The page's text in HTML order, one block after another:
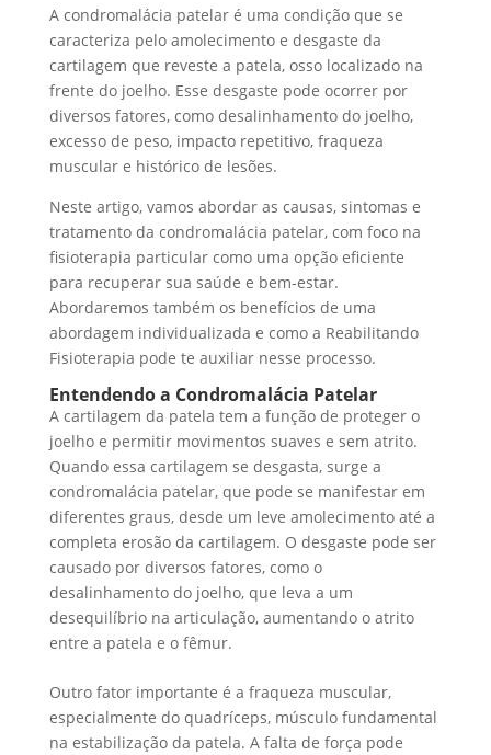
A condromalácia patelar é uma condição que se
caracteriza pelo amolecimento e desgaste da
cartilagem que reveste a patela, osso localizado na
frente do joelho. Esse desgaste pode ocorrer por
diversos fatores, como desalinhamento do joelho,
excesso de peso, impacto repetitivo, fraqueza
muscular e histórico de lesões.
Neste artigo, vamos abordar as causas, sintomas e
tratamento da condromalácia patelar, com foco na
fisioterapia particular como uma opção eficiente
para recuperar sua saúde e bem-estar.
Abordaremos também os benefícios de uma
abordagem individualizada e como a Reabilitando
Fisioterapia pode te auxiliar nesse processo.
Entendendo a Condromalácia Patelar
A cartilagem da patela tem a função de proteger o
joelho e permitir movimentos suaves e sem atrito.
Quando essa cartilagem se desgasta, surge a
condromalácia patelar, que pode se manifestar em
diferentes graus, desde um leve amolecimento até a
completa erosão da cartilagem. O desgaste pode ser
causado por diversos fatores, como o
desalinhamento do joelho, que leva a um
desequilíbrio na articulação, aumentando o atrito
entre a patela e o fêmur.
Outro fator importante é a fraqueza muscular,
especialmente do quadríceps, músculo fundamental
na estabilização da patela. A falta de força pode